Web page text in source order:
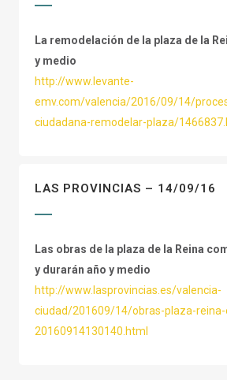
La remodelación de la plaza de la
y medio
http://www.levante-
emv.com/valencia/2016/09/14/
ciudadana-remodelar-plaza/
LAS PROVINCIAS – 14/09/16
Las obras de la plaza de la Reina
y durarán año y medio
http://www.lasprovincias.es/valencia-
ciudad/201609/14/obras-plaza-
20160914130140.html